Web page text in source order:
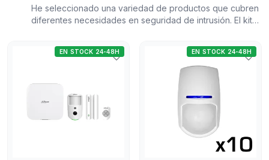
He seleccionado una variedad de productos que cubren
diferentes necesidades en seguridad de intrusión. El kit
aquellos que buscan un sistema de seguridad integral
con múltiples opciones de conectividad. El pack de 10
detectores Pyronix PYRO-89 ofrece una buena relación
calidad-precio para quienes necesiten cubrir varias áreas
de un inmueble. El detector PIRCAM de exterior Dahua
proporciona un valor añadido al tener verificación por
vídeo, una característica ventajosa para la seguridad
perimetral. Finalmente, el teclado vía radio LCD Dahua es
un complemento adecuado para quienes deseen una
solución de manejo fácil y eficiente, además de tener
EN STOCK 24-48H EN STOCK 24-48H